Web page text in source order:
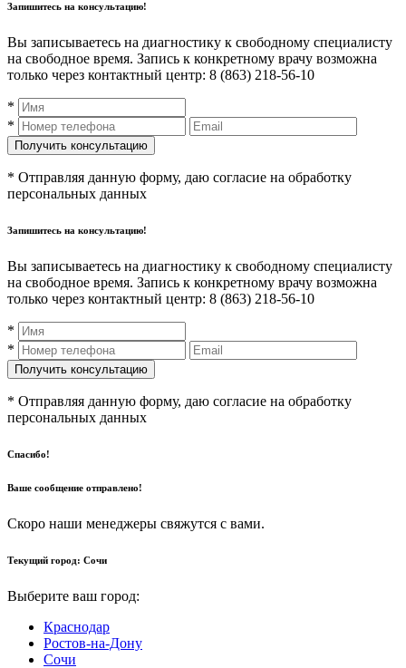
Запишитесь на консультацию!
Вы записываетесь на диагностику к свободному специалисту
на свободное время. Запись к конкретному врачу возможна
только через контактный центр: 8 (863) 218-56-10
*
*
* Отправляя данную форму, даю согласие на обработку
персональных данных
Запишитесь на консультацию!
Вы записываетесь на диагностику к свободному специалисту
на свободное время. Запись к конкретному врачу возможна
только через контактный центр: 8 (863) 218-56-10
*
*
* Отправляя данную форму, даю согласие на обработку
персональных данных
Спасибо!
Ваше сообщение отправлено!
Скоро наши менеджеры свяжутся с вами.
Текущий город: Сочи
Выберите ваш город:
Краснодар
Ростов-на-Дону
Сочи